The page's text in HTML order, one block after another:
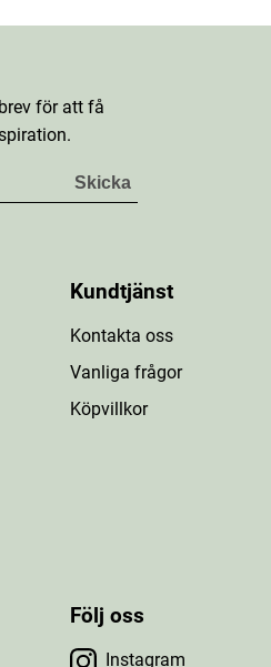
för att få
Kundtjänst
Kontakta oss
Vanliga frågor
Köpvillkor
Följ oss
Instagram